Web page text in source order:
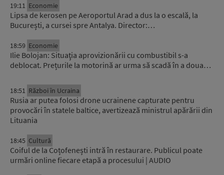
19:11 Economie
Lipsa de kerosen pe Aeroportul Arad a dus la o escală, la
București, a cursei spre Antalya. Director:…
18:59 Economie
Ilie Bolojan: Situaţia aprovizionării cu combustibil s-a
deblocat. Prețurile la motorină ar urma să scadă în a doua…
18:51 Război în Ucraina
Rusia ar putea folosi drone ucrainene capturate pentru
provocări în statele baltice, avertizează ministrul apărării din
Lituania
18:45 Cultură
Coiful de la Coțofenești intră în restaurare. Publicul poate
urmări online fiecare etapă a procesului | AUDIO